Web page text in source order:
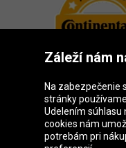
Skupina
Záleží nám
Na zabezpečenie
stránky
Udelením súhlasu
cookies nám
potrebám pri